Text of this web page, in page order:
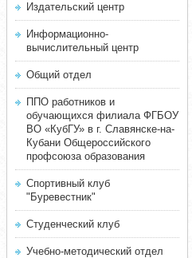
Издательский центр
Информационно-
вычислительный центр
Общий отдел
ППО работников и
обучающихся филиала ФГБОУ
ВО «КубГУ» в г. Славянске-на-
Кубани Общероссийского
профсоюза образования
Спортивный клуб
"Буревестник"
Студенческий клуб
Учебно-методический отдел